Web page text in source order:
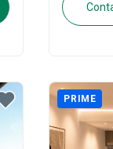
PRIME